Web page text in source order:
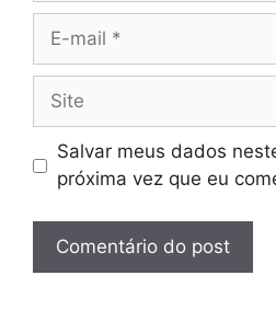
Site
Salvar meus dados
próxima vez que eu